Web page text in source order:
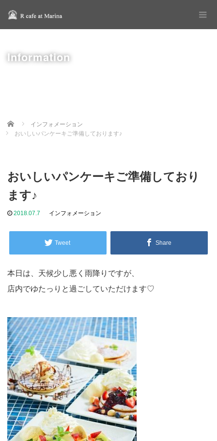
Information
Home
インフォメーション
おいしいパンケーキご準備しております♪
おいしいパンケーキご準備しており
ます♪
2018.07.7 インフォメーション
Tweet Share
本日は、天候少し悪く雨降りですが、
店内でゆたっりと過ごしていただけます♡